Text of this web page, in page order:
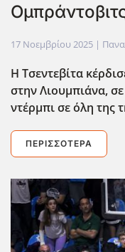
17 Νοεμβρίου 2025 |
Η Τσεντεβίτα
στην Λιουμπιάνα,
ντέρμπι σε όλη της
ΠΕΡΙΣΣΌΤΕΡΑ